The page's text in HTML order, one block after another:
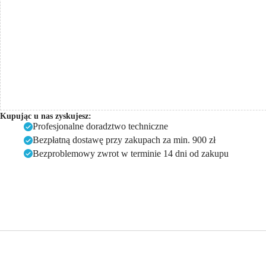
Kupując u nas zyskujesz:
Profesjonalne doradztwo techniczne
Bezpłatną dostawę przy zakupach za min. 900 zł
Bezproblemowy zwrot w terminie 14 dni od zakupu